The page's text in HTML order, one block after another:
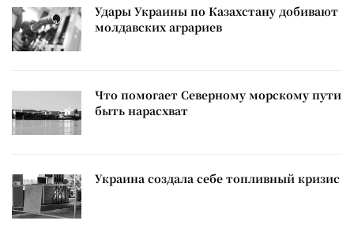
Удары Украины по Казахстану добивают
молдавских аграриев
Что помогает Северному морскому пути
быть нарасхват
Украина создала себе топливный кризис